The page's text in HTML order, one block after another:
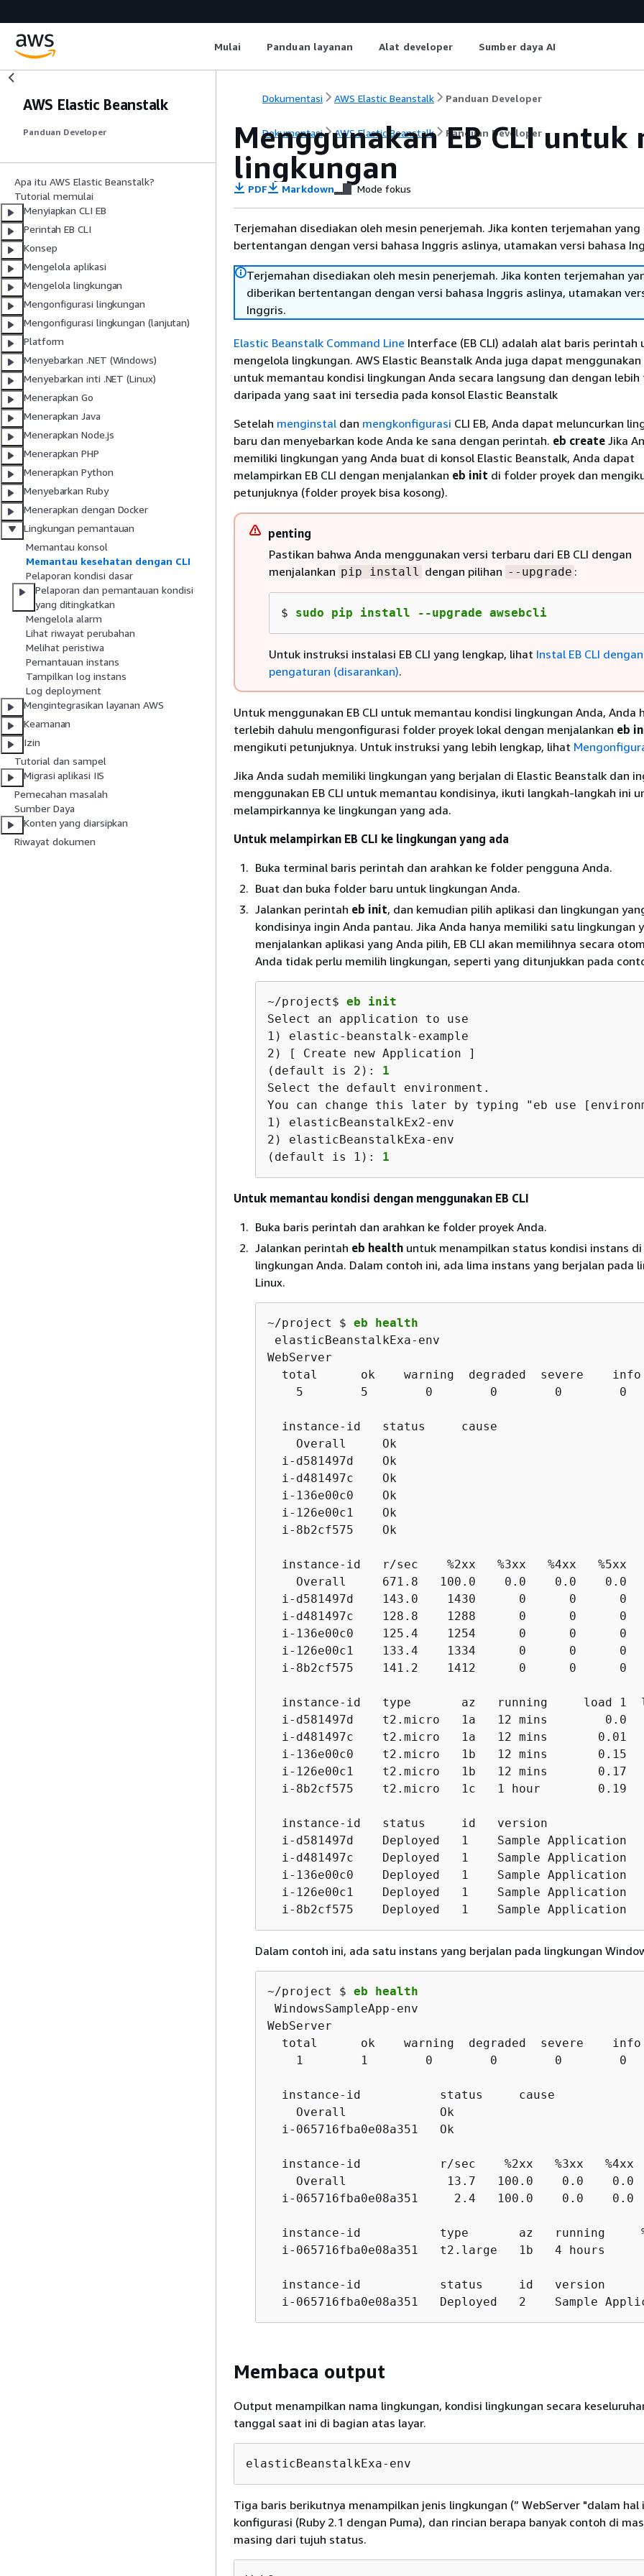
Mulai Panduan layanan Alat developer Sumber daya AI
AWS Elastic Beanstalk
Panduan Developer
Apa itu AWS Elastic Beanstalk?
Tutorial memulai
Menyiapkan CLI EB
Perintah EB CLI
Konsep
Mengelola aplikasi
Mengelola lingkungan
Mengonfigurasi lingkungan
Mengonfigurasi lingkungan (lanjutan)
Platform
Menyebarkan .NET (Windows)
Menyebarkan inti .NET (Linux)
Menerapkan Go
Menerapkan Java
Menerapkan Node.js
Menerapkan PHP
Menerapkan Python
Menyebarkan Ruby
Menerapkan dengan Docker
Lingkungan pemantauan
Memantau konsol
Memantau kesehatan dengan CLI
Pelaporan kondisi dasar
Pelaporan dan pemantauan kondisi
yang ditingkatkan
Mengelola alarm
Lihat riwayat perubahan
Melihat peristiwa
Pemantauan instans
Tampilkan log instans
Log deployment
Mengintegrasikan layanan AWS
Keamanan
Izin
Tutorial dan sampel
Migrasi aplikasi IIS
Pemecahan masalah
Sumber Daya
Konten yang diarsipkan
Riwayat dokumen
Dokumentasi AWS Elastic Beanstalk Panduan Developer
Dokumentasi AWS Elastic Beanstalk Panduan Developer
Menggunakan EB CLI
lingkungan
PDF Markdown Mode fokus
Terjemahan disediakan oleh mesin penerjemah. Jika konten terjemahan yang
bertentangan dengan versi bahasa Inggris aslinya, utamakan versi bahasa
Terjemahan disediakan oleh mesin penerjemah. Jika konten terjemahan
diberikan bertentangan dengan versi bahasa Inggris aslinya, utamakan
Inggris.
Elastic Beanstalk Command Line Interface (EB CLI) adalah alat baris perintah
mengelola lingkungan. AWS Elastic Beanstalk Anda juga dapat menggunakan
untuk memantau kondisi lingkungan Anda secara langsung dan dengan
daripada yang saat ini tersedia pada konsol Elastic Beanstalk
Setelah menginstal dan mengkonfigurasi CLI EB, Anda dapat meluncurkan
baru dan menyebarkan kode Anda ke sana dengan perintah. eb create Jika
memiliki lingkungan yang Anda buat di konsol Elastic Beanstalk, Anda dapat
melampirkan EB CLI dengan menjalankan eb init di folder proyek dan
petunjuknya (folder proyek bisa kosong).
penting
Pastikan bahwa Anda menggunakan versi terbaru dari EB CLI dengan
menjalankan pip install dengan pilihan --upgrade :
$ sudo pip install --upgrade awsebcli
Untuk instruksi instalasi EB CLI yang lengkap, lihat Instal EB CLI
pengaturan (disarankan).
Untuk menggunakan EB CLI untuk memantau kondisi lingkungan Anda, Anda
terlebih dahulu mengonfigurasi folder proyek lokal dengan menjalankan eb
mengikuti petunjuknya. Untuk instruksi yang lebih lengkap, lihat
Jika Anda sudah memiliki lingkungan yang berjalan di Elastic Beanstalk dan
menggunakan EB CLI untuk memantau kondisinya, ikuti langkah-langkah ini
melampirkannya ke lingkungan yang ada.
Untuk melampirkan EB CLI ke lingkungan yang ada
Buka terminal baris perintah dan arahkan ke folder pengguna Anda.
Buat dan buka folder baru untuk lingkungan Anda.
Jalankan perintah eb init, dan kemudian pilih aplikasi dan lingkungan
kondisinya ingin Anda pantau. Jika Anda hanya memiliki satu lingkungan
menjalankan aplikasi yang Anda pilih, EB CLI akan memilihnya secara
Anda tidak perlu memilih lingkungan, seperti yang ditunjukkan pada
~/project$ eb init
Select an application to use
1) elastic-beanstalk-example
2) [ Create new Application ]
(default is 2): 1
Select the default environment.
You can change this later by typing "eb use
1) elasticBeanstalkEx2-env
2) elasticBeanstalkExa-env
(default is 1): 1
Untuk memantau kondisi dengan menggunakan EB CLI
Buka baris perintah dan arahkan ke folder proyek Anda.
Jalankan perintah eb health untuk menampilkan status kondisi instans di
lingkungan Anda. Dalam contoh ini, ada lima instans yang berjalan pada
Linux.
~/project $ eb health
elasticBeanstalkExa-env
WebServer
total      ok    warning  degraded  severe    info
5        5        0        0        0        0
instance-id   status     cause
    Overall     Ok
  i-d581497d    Ok
  i-d481497c    Ok
  i-136e00c0    Ok
  i-126e00c1    Ok
  i-8b2cf575    Ok
instance-id   r/sec    %2xx   %3xx   %4xx   %5xx
Overall     671.8   100.0    0.0    0.0    0.0
i-d581497d    143.0    1430      0      0      0
i-d481497c    128.8    1288      0      0      0
i-136e00c0    125.4    1254      0      0      0
i-126e00c1    133.4    1334      0      0      0
i-8b2cf575    141.2    1412      0      0      0
instance-id   type       az   running     load 1
i-d581497d    t2.micro   1a   12 mins        0.0
i-d481497c    t2.micro   1a   12 mins       0.01
i-136e00c0    t2.micro   1b   12 mins       0.15
i-126e00c1    t2.micro   1b   12 mins       0.17
i-8b2cf575    t2.micro   1c   1 hour        0.19
instance-id   status     id   version
i-d581497d    Deployed   1    Sample Application
i-d481497c    Deployed   1    Sample Application
i-136e00c0    Deployed   1    Sample Application
i-126e00c1    Deployed   1    Sample Application
i-8b2cf575    Deployed   1    Sample Application
Dalam contoh ini, ada satu instans yang berjalan pada lingkungan
~/project $ eb health
WindowsSampleApp-env
WebServer                                                IIS
total      ok    warning  degraded  severe    info
1        1        0        0        0        0
instance-id           status     cause
    Overall             Ok
  i-065716fba0e08a351   Ok
instance-id           r/sec    %2xx   %3xx
Overall              13.7   100.0    0.0
i-065716fba0e08a351     2.4   100.0    0.0
instance-id           type       az   running
i-065716fba0e08a351   t2.large   1b   4 hours
instance-id           status     id   version
i-065716fba0e08a351   Deployed   2    Sample
Membaca output
Output menampilkan nama lingkungan, kondisi lingkungan secara
tanggal saat ini di bagian atas layar.
elasticBeanstalkExa-env
Tiga baris berikutnya menampilkan jenis lingkungan (” WebServer "dalam hal
konfigurasi (Ruby 2.1 dengan Puma), dan rincian berapa banyak contoh di
masing dari tujuh status.